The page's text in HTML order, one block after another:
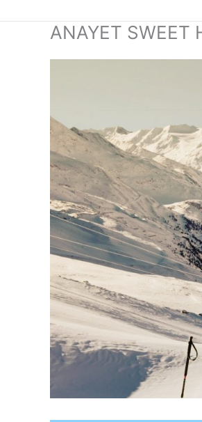
al
ANAYET SWEET